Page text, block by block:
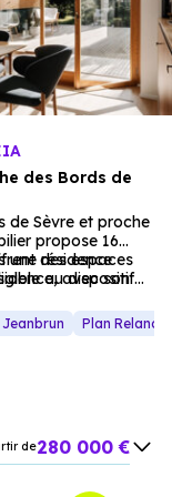
des Bords de
de Sèvre et proche
propose 16
une résidence
avec son
des espaces
au dispositif
résidentielPlan Relance
de280 000 €